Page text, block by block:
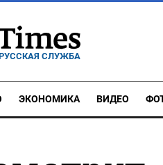
СЛУЖБА
ЭКОНОМИКА ВИДЕО